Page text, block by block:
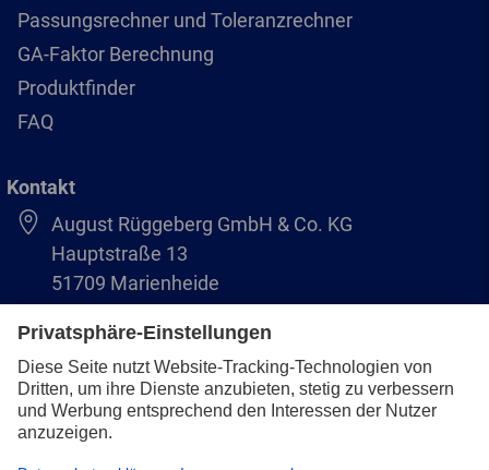
Passungsrechner und Toleranzrechner
GA-Faktor Berechnung
Produktfinder
FAQ
Kontakt
August Rüggeberg GmbH & Co. KG
Hauptstraße 13
51709 Marienheide
+49 2264 9-0
info@pferd.com
+49 2264 9-400